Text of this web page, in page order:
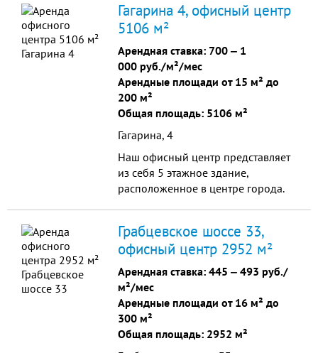
города за счет маркетологов ТЦ.
Вблизи есть остановка
общественного транспорта, а
также удобные парковочные
места.
Гагарина 4, офисный центр
5106 м²
Арендная ставка: 700 ‒ 1
000 руб./м²/мес
Арендные площади от 15 м² до
200 м²
Общая площадь: 5106 м²
Гагарина, 4
Наш офисный центр представляет
из себя 5 этажное здание,
расположенное в центре города.
видеонаблюдение, уборка
помещений, наличие кафе, буфета
и многое другое. Наши арендаторы
- компании, работающие в сфере
финансов, экономики,
юриспруденции, IT, рекламы,
бизнеса.
Грабцевское шоссе 33,
офисный центр 2952 м²
Арендная ставка: 445 ‒ 493 руб./
м²/мес
Арендные площади от 16 м² до
300 м²
Общая площадь: 2952 м²